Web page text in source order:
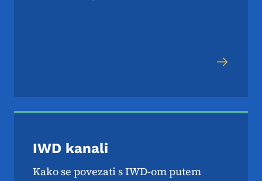
IWD kanali
Kako se povezati s IWD-om putem